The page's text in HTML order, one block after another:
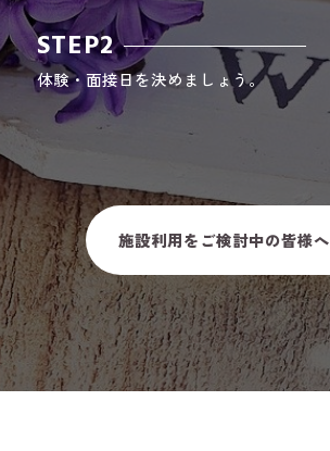
STEP2
体験・面接日を決めましょう。
施設利用をご検討中の皆様へ